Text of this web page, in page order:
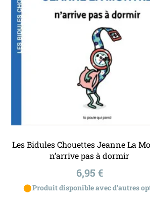
Les Bidules Chouettes Jeanne La
n’arrive pas à dormir
Prix
6,95 €
⬤Produit disponible avec d'autres
Ajouter au panier